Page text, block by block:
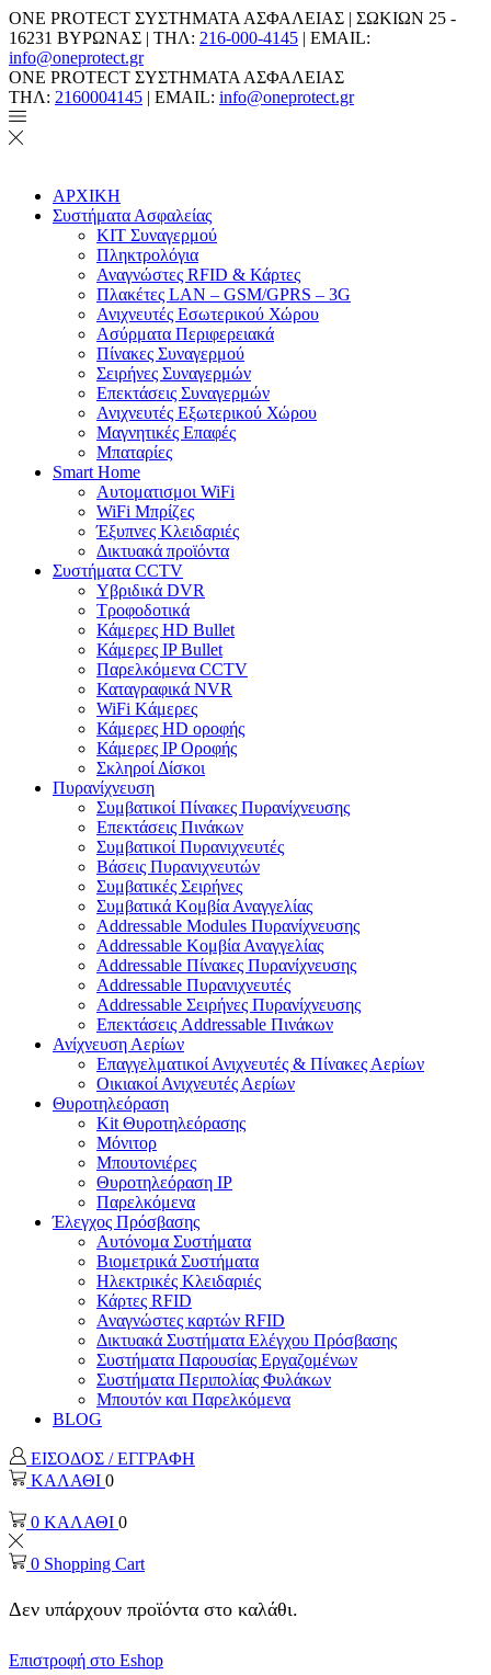
ONE PROTECT ΣΥΣΤΗΜΑΤΑ ΑΣΦΑΛΕΙΑΣ | ΣΩΚΙΩΝ 25 -
16231 ΒΥΡΩΝΑΣ | ΤΗΛ: 216-000-4145 | EMAIL:
info@oneprotect.gr
ONE PROTECT ΣΥΣΤΗΜΑΤΑ ΑΣΦΑΛΕΙΑΣ
ΤΗΛ: 2160004145 | EMAIL: info@oneprotect.gr
ΑΡΧΙΚΗ
Συστήματα Ασφαλείας
ΚΙΤ Συναγερμού
Πληκτρολόγια
Αναγνώστες RFID & Κάρτες
Πλακέτες LAN – GSM/GPRS – 3G
Ανιχνευτές Εσωτερικού Χώρου
Aσύρματα Περιφερειακά
Πίνακες Συναγερμού
Σειρήνες Συναγερμών
Επεκτάσεις Συναγερμών
Ανιχνευτές Εξωτερικού Χώρου
Μαγνητικές Επαφές
Μπαταρίες
Smart Home
Αυτοματισμοι WiFi
WiFi Μπρίζες
Έξυπνες Κλειδαριές
Δικτυακά προϊόντα
Συστήματα CCTV
Υβριδικά DVR
Tροφοδοτικά
Κάμερες HD Βullet
Κάμερες IP Βullet
Παρελκόμενα CCTV
Καταγραφικά NVR
WiFi Kάμερες
Κάμερες HD οροφής
Κάμερες IP Οροφής
Σκληροί Δίσκοι
Πυρανίχνευση
Συμβατικοί Πίνακες Πυρανίχνευσης
Επεκτάσεις Πινάκων
Συμβατικοί Πυρανιχνευτές
Βάσεις Πυρανιχνευτών
Συμβατικές Σειρήνες
Συμβατικά Κομβία Αναγγελίας
Addressable Modules Πυρανίχνευσης
Addressable Κομβία Αναγγελίας
Addressable Πίνακες Πυρανίχνευσης
Addressable Πυρανιχνευτές
Addressable Σειρήνες Πυρανίχνευσης
Επεκτάσεις Addressable Πινάκων
Ανίχνευση Αερίων
Επαγγελματικοί Ανιχνευτές & Πίνακες Αερίων
Οικιακοί Ανιχνευτές Αερίων
Θυροτηλεόραση
Kit Θυροτηλεόρασης
Μόνιτορ
Μπουτονιέρες
Θυροτηλεόραση ΙΡ
Παρελκόμενα
Έλεγχος Πρόσβασης
Aυτόνομα Συστήματα
Βιομετρικά Συστήματα
Ηλεκτρικές Κλειδαριές
Κάρτες RFID
Αναγνώστες καρτών RFID
Δικτυακά Συστήματα Ελέγχου Πρόσβασης
Συστήματα Παρουσίας Εργαζομένων
Συστήματα Περιπολίας Φυλάκων
Mπουτόν και Παρελκόμενα
BLOG
ΕΙΣΟΔΟΣ / ΕΓΓΡΑΦΗ
ΚΑΛΑΘΙ 0
0 ΚΑΛΑΘΙ 0
0 Shopping Cart
Δεν υπάρχουν προϊόντα στο καλάθι.
Επιστροφή στο Eshop